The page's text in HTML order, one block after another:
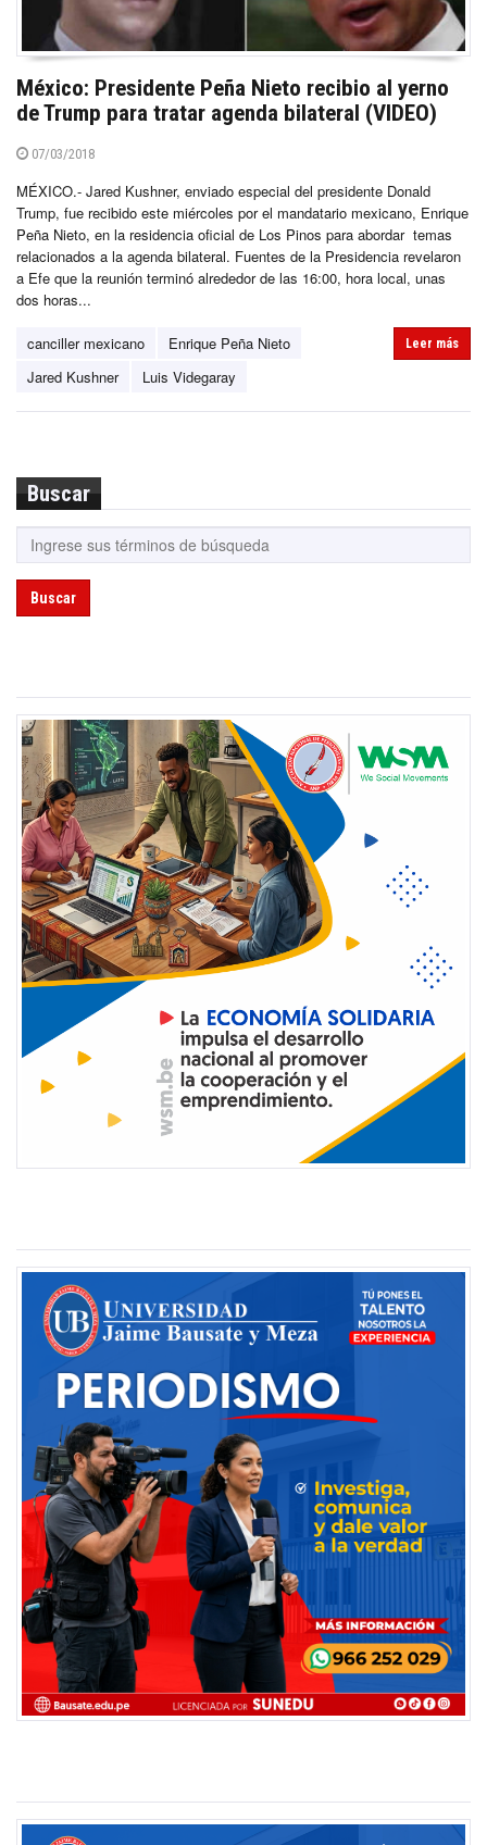
México: Presidente Peña Nieto recibio al yerno
de Trump para tratar agenda bilateral (VIDEO)
07/03/2018
MÉXICO.- Jared Kushner, enviado especial del presidente Donald
Trump, fue recibido este miércoles por el mandatario mexicano, Enrique
Peña Nieto, en la residencia oficial de Los Pinos para abordar temas
relacionados a la agenda bilateral. Fuentes de la Presidencia revelaron
a Efe que la reunión terminó alrededor de las 16:00, hora local, unas
dos horas...
canciller mexicano
Enrique Peña Nieto
Jared Kushner
Luis Videgaray
Leer más
Buscar
Buscar